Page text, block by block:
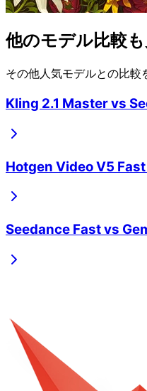
他のモデル比較
その他人気モデルとの比較
Kling 2.1 Mastervs
Hotgen Video V5 Fast
Seedance Fastvs